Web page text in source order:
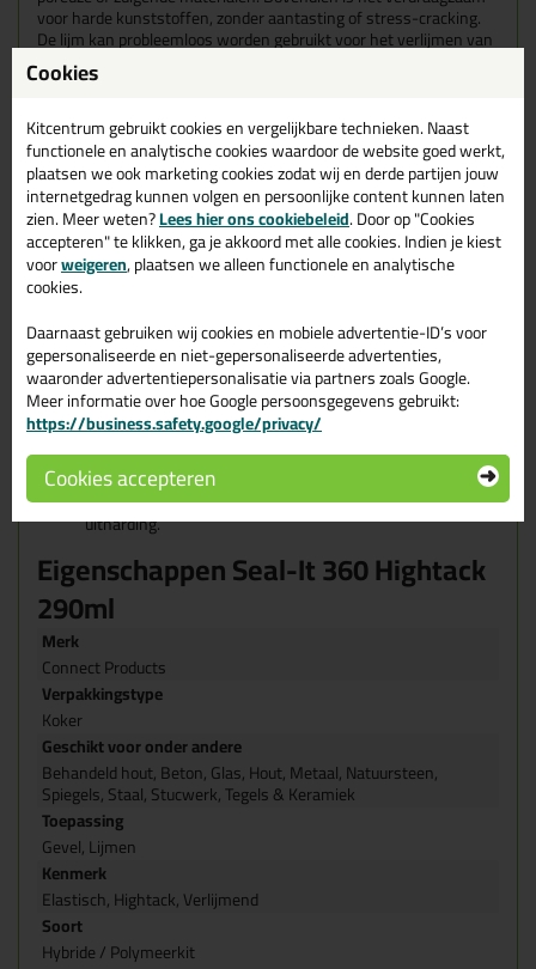
voor harde kunststoffen, zonder aantasting of stress-cracking.
De lijm kan probleemloos worden gebruikt voor het verlijmen van
metaaldelen, zoals in container-, luchtkanalen-, vaar- en
voertuigenbouw. Kortom, Seal-It 360 Hightack is ideaal voor
allerlei installatie- en montagewerkzaamheden.
Kenmerken van de Seal-It 360
Hightack
Extreem hoge aanvangskleefkracht van min. 400 kg/m²
Bij super veel situaties te gebruiken, zowel binnen als
buiten
Hecht uitstekend, zonder primer op vrijwel alle- en zelfs
vochtige ondergronden
Supersnelle krachtopbouw, uitharding en bereiking van de
eindsterkte
Goed te overschilderen met syntetische- en
dispersieverfsystemen
Perfect te schuren en / of te slijpen, na volledige
uitharding.
Eigenschappen Seal-It 360 Hightack
290ml
Merk
Connect Products
Verpakkingstype
Koker
Geschikt voor onder andere
Behandeld hout, Beton, Glas, Hout, Metaal, Natuursteen,
Spiegels, Staal, Stucwerk, Tegels & Keramiek
Toepassing
Gevel, Lijmen
Kenmerk
Elastisch, Hightack, Verlijmend
Soort
Hybride / Polymeerkit
Cookies
Kitcentrum gebruikt cookies en vergelijkbare technieken. Naast
functionele en analytische cookies waardoor de website goed werkt,
plaatsen we ook marketing cookies zodat wij en derde partijen jouw
internetgedrag kunnen volgen en persoonlijke content kunnen laten
zien. Meer weten?Lees hier ons cookiebeleid. Door op "Cookies
accepteren" te klikken, ga je akkoord met alle cookies. Indien je kiest
voorweigeren, plaatsen we alleen functionele en analytische
cookies.
Daarnaast gebruiken wij cookies en mobiele advertentie-ID’s voor
gepersonaliseerde en niet-gepersonaliseerde advertenties,
waaronder advertentiepersonalisatie via partners zoals Google.
Meer informatie over hoe Google persoonsgegevens gebruikt:
https://business.safety.google/privacy/
Cookies accepteren